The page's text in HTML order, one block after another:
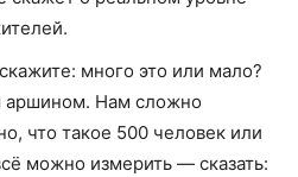
много это или мало?
аршином. Нам сложно
что такое 500 человек или
можно измерить — сказать: